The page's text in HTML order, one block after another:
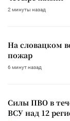
2 минуты назад
На словацком
пожар
6 минут назад
Силы ПВО в
ВСУ над 12